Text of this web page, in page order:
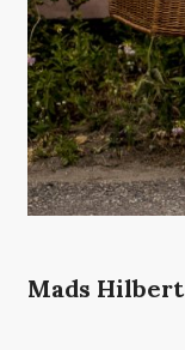
Mads Hilbert